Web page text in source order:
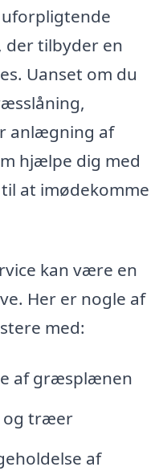
der tilbyder en
Uanset om du
anlægning af
hjælpe dig med
at imødekomme
kan være en
Her er nogle af
med:
af græsplænen
og træer
af